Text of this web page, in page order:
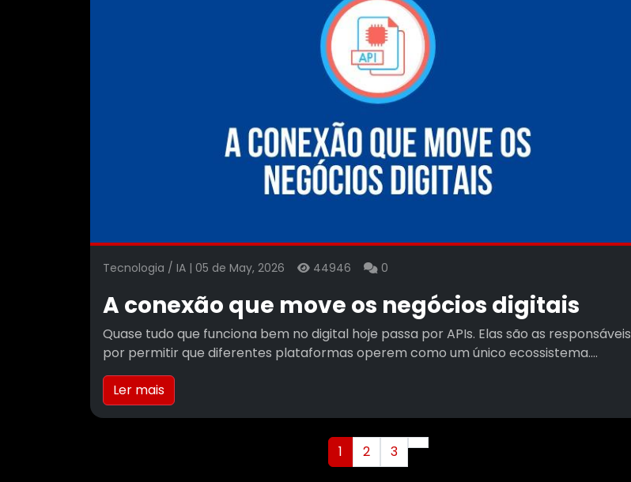
Tecnologia / IA | 05 de May, 2026 44946 0
A conexão que move os negócios digitais
Quase tudo que funciona bem no digital hoje passa por APIs. Elas são as responsáveis
por permitir que diferentes plataformas operem como um único ecossistema....
Ler mais
1 2 3